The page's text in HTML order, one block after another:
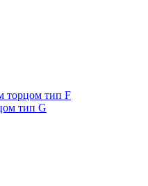
торцом тип F
тип G